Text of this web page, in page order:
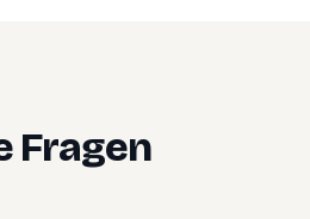
Fragen